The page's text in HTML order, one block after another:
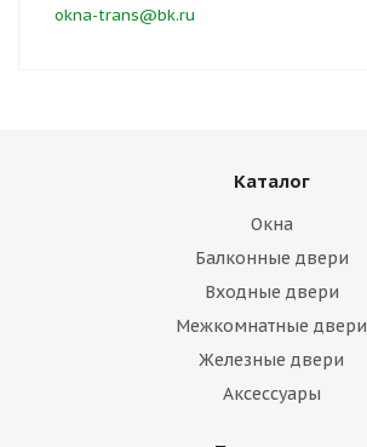
okna-trans@bk.ru
Каталог
Окна
Балконные двери
Входные двери
Межкомнатные двери
Железные двери
Аксессуары